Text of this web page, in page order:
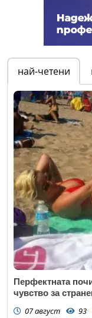
най-четени
Перфектната
чувство за
07 август 93